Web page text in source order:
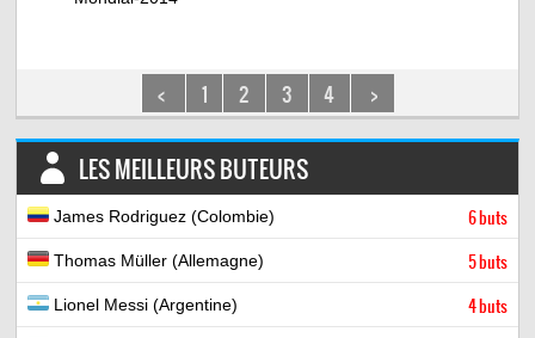
< 1 2 3 4 >
LES MEILLEURS BUTEURS
James Rodriguez (Colombie) 6 buts
Thomas Müller (Allemagne) 5 buts
Lionel Messi (Argentine) 4 buts